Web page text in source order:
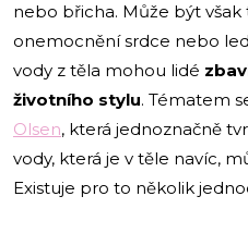
nebo břicha. Může být
onemocnění srdce nebo
vody z těla mohou lidé
životního stylu. Tématem
Olsen, která jednoznačně
vody, která je v těle navíc,
Existuje pro to několik